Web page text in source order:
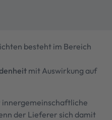
besteht im Bereich
mit Auswirkung auf
der Lieferer sich damit